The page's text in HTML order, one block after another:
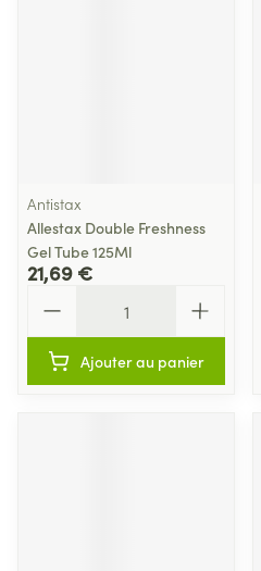
Antistax
Allestax Double Freshness
Gel Tube 125Ml
21,69 €
Ajouter au panier